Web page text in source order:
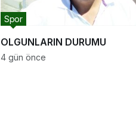
OLGUNLARIN DURUMU
Spor
4 gün önce